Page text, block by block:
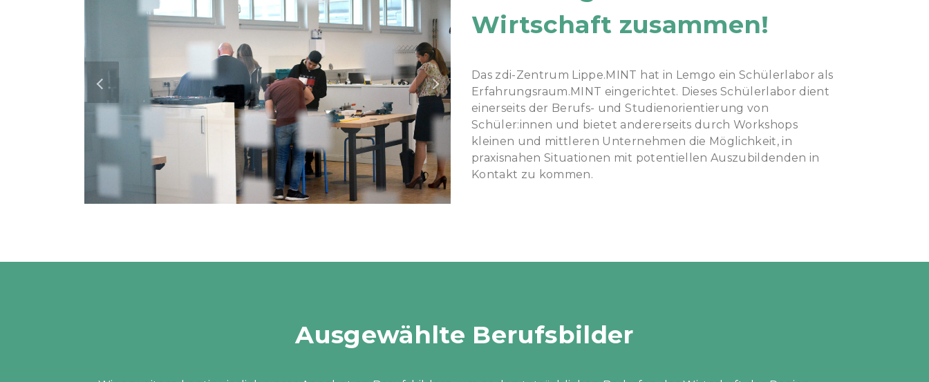
Wirtschaft zusammen!
Das zdi-Zentrum Lippe.MINT hat in Lemgo ein Schülerlabor als
Erfahrungsraum.MINT eingerichtet. Dieses Schülerlabor dient
einerseits der Berufs- und Studienorientierung von
Schüler:innen und bietet andererseits durch Workshops
kleinen und mittleren Unternehmen die Möglichkeit, in
praxisnahen Situationen mit potentiellen Auszubildenden in
Kontakt zu kommen.
Ausgewählte Berufsbilder